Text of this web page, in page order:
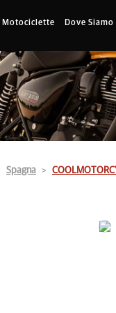
Motociclette Dove Siamo
Spagna